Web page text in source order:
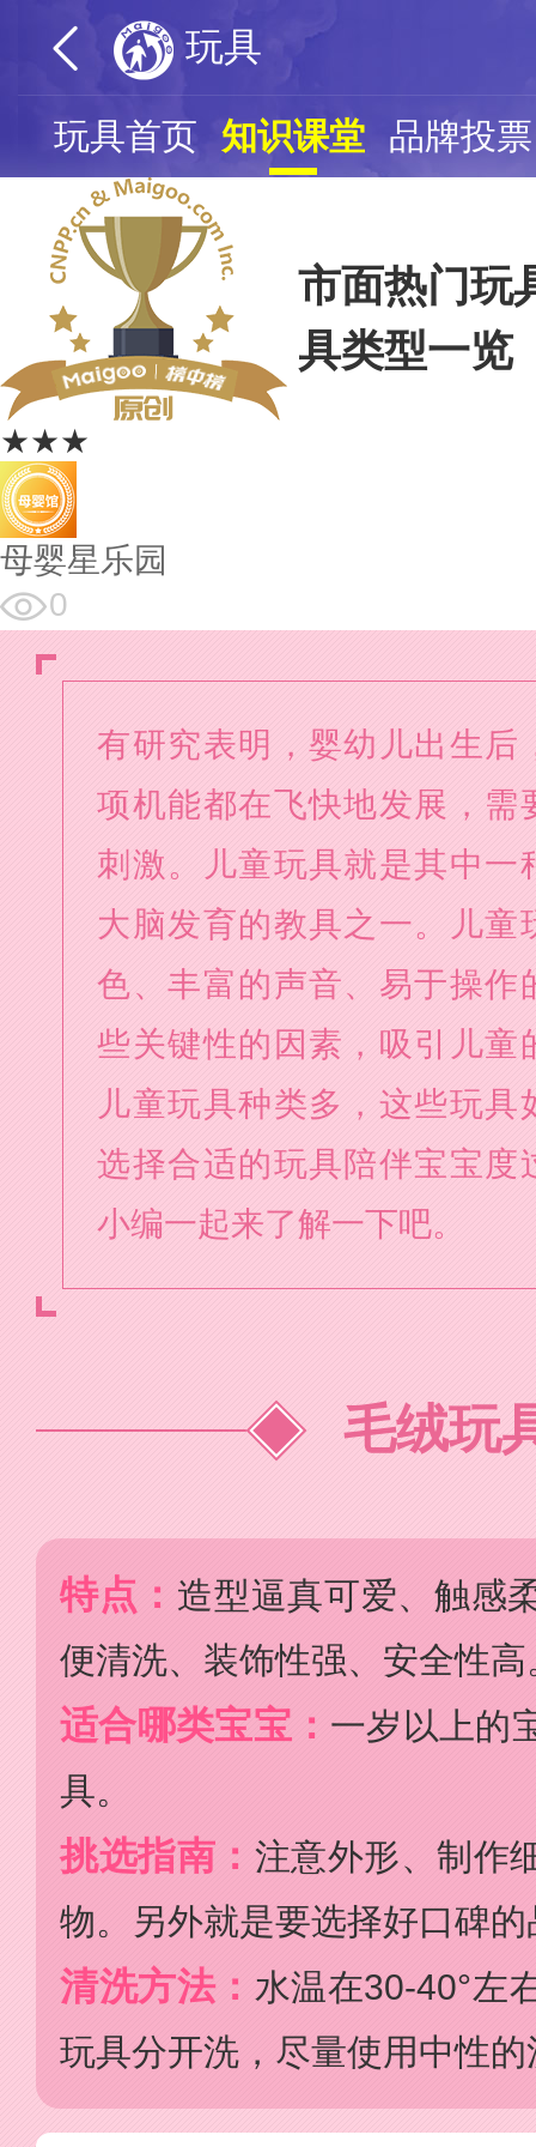
玩具
玩具首页 知识课堂 品牌投票
★★★
市面热门玩
具类型一览
母婴星乐园
0
有研究表明，婴幼儿出生后
项机能都在飞快地发展，需
刺激。儿童玩具就是其中一
大脑发育的教具之一。儿童
色、丰富的声音、易于操作
些关键性的因素，吸引儿童
儿童玩具种类多，这些玩具
选择合适的玩具陪伴宝宝度
小编一起来了解一下吧。
毛绒玩
特点： 造型逼真可爱、触感
便清洗、装饰性强、安全性高
适合哪类宝宝： 一岁以上的
具。
挑选指南： 注意外形、制作
物。另外就是要选择好口碑的
清洗方法： 水温在30-40°左
玩具分开洗，尽量使用中性